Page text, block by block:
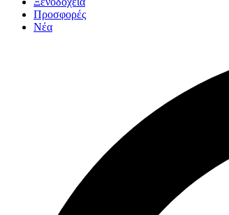
Προσφορές
Νέα